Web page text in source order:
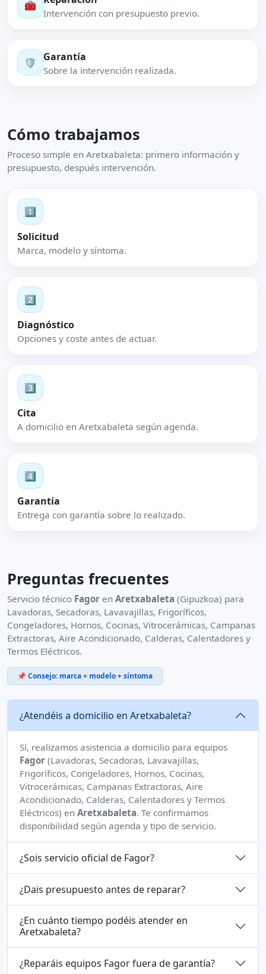
🧰
Intervención con presupuesto previo.
🛡️ Garantía
Sobre la intervención realizada.
Cómo trabajamos
Proceso simple en Aretxabaleta: primero información y
presupuesto, después intervención.
1️⃣
Solicitud
Marca, modelo y síntoma.
2️⃣
Diagnóstico
Opciones y coste antes de actuar.
3️⃣
Cita
A domicilio en Aretxabaleta según agenda.
4️⃣
Garantía
Entrega con garantía sobre lo realizado.
Preguntas frecuentes
Servicio técnico Fagor en Aretxabaleta (Gipuzkoa) para
Lavadoras, Secadoras, Lavavajillas, Frigoríficos,
Congeladores, Hornos, Cocinas, Vitrocerámicas, Campanas
Extractoras, Aire Acondicionado, Calderas, Calentadores y
Termos Eléctricos.
📌 Consejo: marca + modelo + síntoma
¿Atendéis a domicilio en Aretxabaleta?
Sí, realizamos asistencia a domicilio para equipos
Fagor (Lavadoras, Secadoras, Lavavajillas,
Frigoríficos, Congeladores, Hornos, Cocinas,
Vitrocerámicas, Campanas Extractoras, Aire
Acondicionado, Calderas, Calentadores y Termos
Eléctricos) en Aretxabaleta. Te confirmamos
disponibilidad según agenda y tipo de servicio.
¿Sois servicio oficial de Fagor?
¿Dais presupuesto antes de reparar?
¿En cuánto tiempo podéis atender en
Aretxabaleta?
¿Reparáis equipos Fagor fuera de garantía?